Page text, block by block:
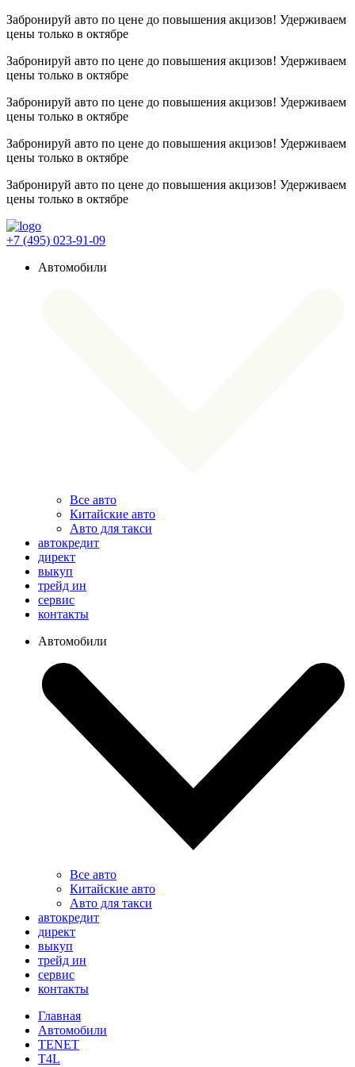
Забронируй авто по цене до повышения акцизов! Удерживаем
цены только в октябре
Забронируй авто по цене до повышения акцизов! Удерживаем
цены только в октябре
Забронируй авто по цене до повышения акцизов! Удерживаем
цены только в октябре
Забронируй авто по цене до повышения акцизов! Удерживаем
цены только в октябре
Забронируй авто по цене до повышения акцизов! Удерживаем
цены только в октябре
+7 (495) 023-91-09
Автомобили
Все авто
Китайские авто
Авто для такси
автокредит
директ
выкуп
трейд ин
сервис
контакты
Автомобили
Все авто
Китайские авто
Авто для такси
автокредит
директ
выкуп
трейд ин
сервис
контакты
Главная
Автомобили
TENET
T4L